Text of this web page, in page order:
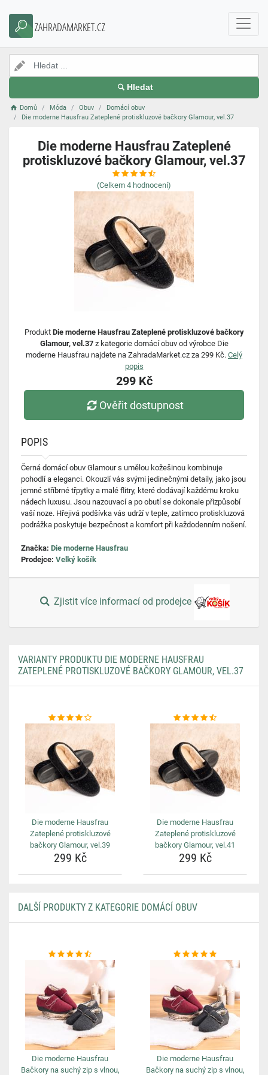
ZAHRADAMARKET.CZ
Hledat
Domů Móda Obuv
Domácí obuv
Die moderne Hausfrau Zateplené protiskluzové bačkory Glamour, vel.37
Die moderne Hausfrau Zateplené
protiskluzové bačkory Glamour, vel.37
(Celkem 4 hodnocení)
Produkt Die moderne Hausfrau Zateplené protiskluzové bačkory
Glamour, vel.37z kategorie domácí obuv od výrobce Die
moderne Hausfrau najdete na ZahradaMarket.cz za 299 Kč. Celý
popis
299 Kč
Ověřit dostupnost
POPIS
Černá domácí obuv Glamour s umělou kožešinou kombinuje
pohodlí a eleganci. Okouzlí vás svými jedinečnými detaily, jako jsou
jemné stříbrné třpytky a malé flitry, které dodávají každému kroku
nádech luxusu. Jsou nazouvací a po obutí se dokonale přizpůsobí
vaší noze. Hřejivá podšívka vás udrží v teple, zatímco protiskluzová
podrážka poskytuje bezpečnost a komfort při každodenním nošení.
Značka: Die moderne Hausfrau
Prodejce: Velký košík
Zjistit více informací od prodejce
VARIANTY PRODUKTU DIE MODERNE HAUSFRAU
ZATEPLENÉ PROTISKLUZOVÉ BAČKORY GLAMOUR, VEL.37
Die moderne Hausfrau
Zateplené protiskluzové
bačkory Glamour, vel.39
299 Kč
Die moderne Hausfrau
Zateplené protiskluzové
bačkory Glamour, vel.41
299 Kč
DALŠÍ PRODUKTY Z KATEGORIE DOMÁCÍ OBUV
Die moderne Hausfrau
Bačkory na suchý zip s vlnou,
Die moderne Hausfrau
Bačkory na suchý zip s vlnou,